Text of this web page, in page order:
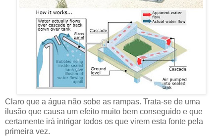
Claro que a água não sobe as rampas. Trata-se de uma
ilusão que causa um efeito muito bem conseguido e que
certamente irá intrigar todos os que virem esta fonte pela
primeira vez.